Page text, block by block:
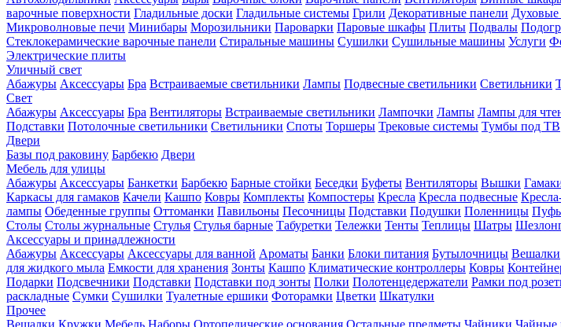
варочные поверхности Гладильные доски Гладильные системы Грили Декоративные панели
Микроволновые печи Минибары Морозильники Пароварки Паровые шкафы Плиты Подвалы
Стеклокерамические варочные панели Стиральные машины Сушилки Сушильные машины Услуги
Электрические плиты
Уличный свет
Абажуры Аксессуары Бра Встраиваемые светильники Лампы Подвесные светильники Светильники
Свет
Абажуры Аксессуары Бра Вентиляторы Встраиваемые светильники Лампочки Лампы Лампы для
Подставки Потолочные светильники Светильники Споты Торшеры Трековые системы Тумбы под ТВ
Двери
Базы под раковину Барбекю Двери
Мебель для улицы
Абажуры Аксессуары Банкетки Барбекю Барные стойки Беседки Буфеты Вентиляторы Вышки
Каркасы для гамаков Качели Кашпо Ковры Комплекты Компостеры Кресла Кресла подвесные
лампы Обеденные группы Оттоманки Павильоны Песочницы Подставки Подушки Поленницы
Столы Столы журнальные Стулья Стулья барные Табуретки Тележки Тенты Теплицы Шатры
Аксессуары и принадлежности
Абажуры Аксессуары Аксессуары для ванной Ароматы Банки Блоки питания Бутылочницы Вешалки
для жидкого мыла Емкости для хранения Зонты Кашпо Климатические контроллеры Ковры
Подарки Подсвечники Подставки Подставки под зонты Полки Полотенцедержатели Рамки под
раскладные Сумки Сушилки Туалетные ершики Фоторамки Цветки Шкатулки
Прочее
Вешалки Кружки Мебель Наборы Ортопедические основания Остальные предметы Чайники Чайные